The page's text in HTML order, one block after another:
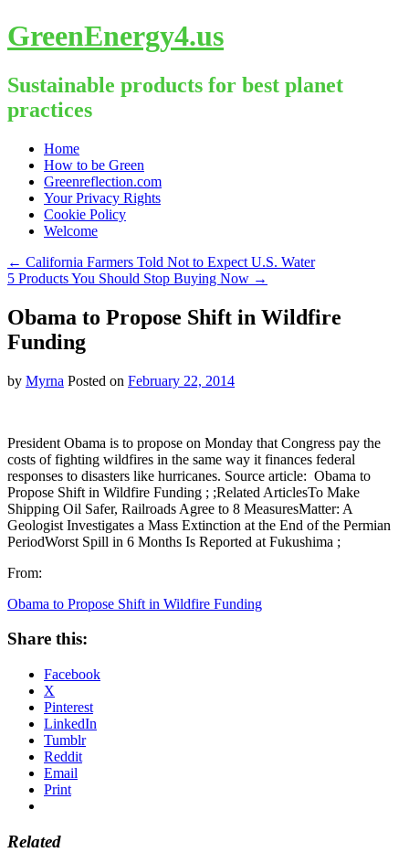
GreenEnergy4.us
Sustainable products for best planet
practices
Skip
content
Home
How to be Green
Greenreflection.com
Your Privacy Rights
Cookie Policy
Welcome
← California Farmers Told Not to Expect U.S. Water
5 Products You Should Stop Buying Now →
Obama to Propose Shift in Wildfire
Funding
by Myrna Posted on February 22, 2014
President Obama is to propose on Monday that Congress pay the
costs of fighting wildfires in the same way it finances federal
responses to disasters like hurricanes. Source article: Obama to
Propose Shift in Wildfire Funding ; ;Related ArticlesTo Make
Shipping Oil Safer, Railroads Agree to 8 MeasuresMatter: A
Geologist Investigates a Mass Extinction at the End of the Permian
PeriodWorst Spill in 6 Months Is Reported at Fukushima ;
From:
Obama to Propose Shift in Wildfire Funding
Share this:
Facebook
X
Pinterest
LinkedIn
Tumblr
Reddit
Email
Print
Related